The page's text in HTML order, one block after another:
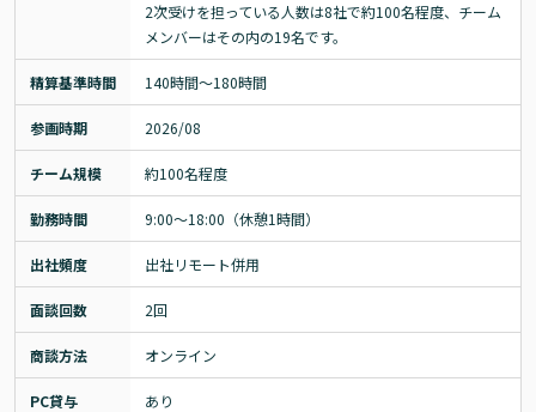
2次受けを担っている人数は8社で約100名程度、チーム
メンバーはその内の19名です。
精算基準時間 140時間〜180時間
参画時期 2026/08
チーム規模 約100名程度
勤務時間 9:00～18:00（休憩1時間）
出社頻度 出社リモート併用
面談回数 2回
商談方法 オンライン
PC貸与 あり